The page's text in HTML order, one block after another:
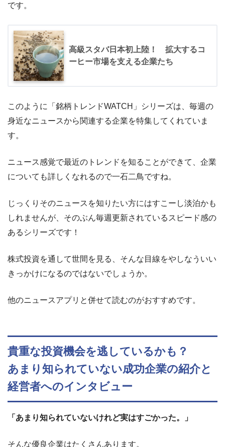
です。
高級スタバ日本初上陸！ 拡大するコ
ーヒー市場を支える企業たち
このように「銘柄トレンドWATCH」シリーズは、毎週の
身近なニュースから関連する企業を特集してくれていま
す。
ニュース感覚で最近のトレンドを知ることができて、企業
についても詳しくなれるので一石二鳥ですね。
じっくりそのニュースを知りたい方にはすこーし淡泊かも
しれませんが、そのぶん毎週更新されているスピード感の
あるシリーズです！
株式投資を通して世間を見る、そんな目線をやしなういい
きっかけになるのではないでしょうか。
他のニュースアプリと併せて読むのがおすすめです。
貴重な投資機会を逃しているかも？
あまり知られていない成功企業の紹介と
経営者へのインタビュー
「あまり知られていないけれど実はすごかった。」
そんな優良企業はたくさんあります。